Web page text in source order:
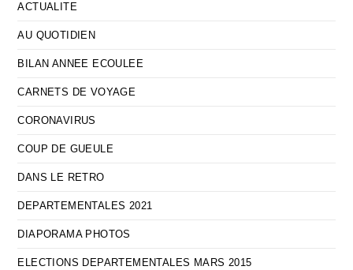
ACTUALITE
AU QUOTIDIEN
BILAN ANNEE ECOULEE
CARNETS DE VOYAGE
CORONAVIRUS
COUP DE GUEULE
DANS LE RETRO
DEPARTEMENTALES 2021
DIAPORAMA PHOTOS
ELECTIONS DEPARTEMENTALES MARS 2015